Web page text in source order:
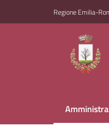
Regione Emilia-
Menu